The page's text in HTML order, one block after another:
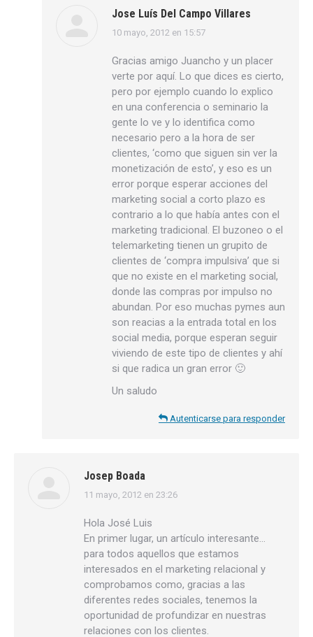
Jose Luís Del Campo Villares
dice:
10 mayo, 2012 en 15:57
Gracias amigo Juancho y un placer
verte por aquí. Lo que dices es cierto,
pero por ejemplo cuando lo explico
en una conferencia o seminario la
gente lo ve y lo identifica como
necesario pero a la hora de ser
clientes, ‘como que siguen sin ver la
monetización de esto’, y eso es un
error porque esperar acciones del
marketing social a corto plazo es
contrario a lo que había antes con el
marketing tradicional. El buzoneo o el
telemarketing tienen un grupito de
clientes de ‘compra impulsiva’ que si
que no existe en el marketing social,
donde las compras por impulso no
abundan. Por eso muchas pymes aun
son reacias a la entrada total en los
social media, porque esperan seguir
viviendo de este tipo de clientes y ahí
si que radica un gran error 🙂
Un saludo
Autenticarse para responder
Josep Boada
dice:
11 mayo, 2012 en 23:26
Hola José Luis
En primer lugar, un artículo interesante…
para todos aquellos que estamos
interesados en el marketing relacional y
comprobamos como, gracias a las
diferentes redes sociales, tenemos la
oportunidad de profundizar en nuestras
relaciones con los clientes.